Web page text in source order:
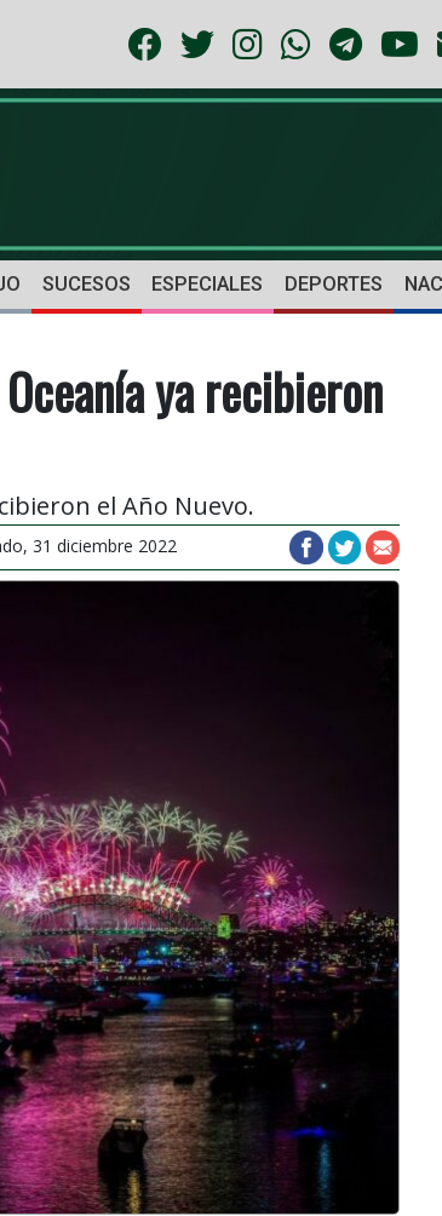
SUCESOS ESPECIALES DEPORTES
ya recibieron
el Año Nuevo.
31 diciembre 2022